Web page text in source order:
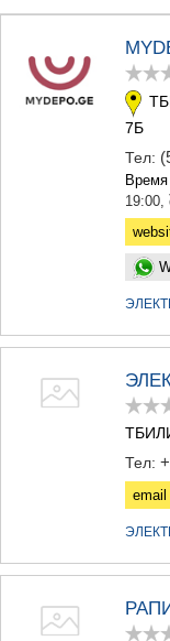
БАГДАТИ
ЗЕСТАФОНИ
ТЕРДЖОЛА
САМТРЕДИА
ДЕДОПЛИСЦКАРО
ЛАГОДЕХИ
МЦХЕТА-МТИАНЕТИ
МЦХЕТА
ГУДАУРИ
7Б
Тел:
Время
19:00,
Тел:
email